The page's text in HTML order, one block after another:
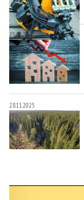
23.03.2026
28.11.2025